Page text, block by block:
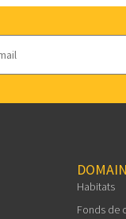
Habitats
Fonds de